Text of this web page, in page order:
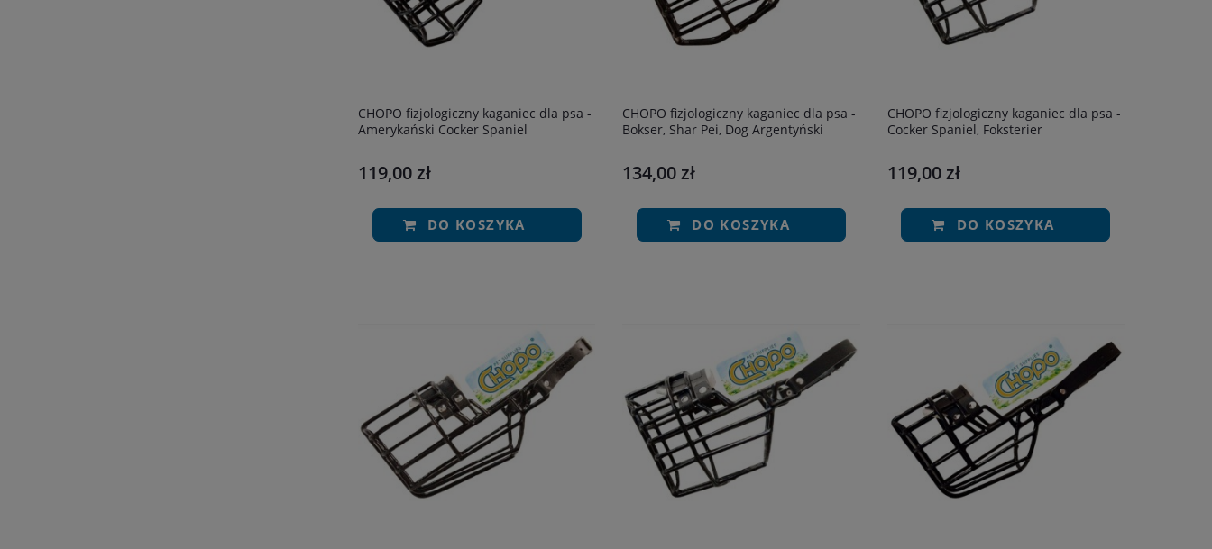
CHOPO fizjologiczny kaganiec dla psa -
Amerykański Cocker Spaniel
119,00 zł
DO KOSZYKA
CHOPO fizjologiczny kaganiec dla psa -
Bokser, Shar Pei, Dog Argentyński
134,00 zł
DO KOSZYKA
CHOPO fizjologiczny kaganiec dla psa -
Cocker Spaniel, Foksterier
119,00 zł
DO KOSZYKA